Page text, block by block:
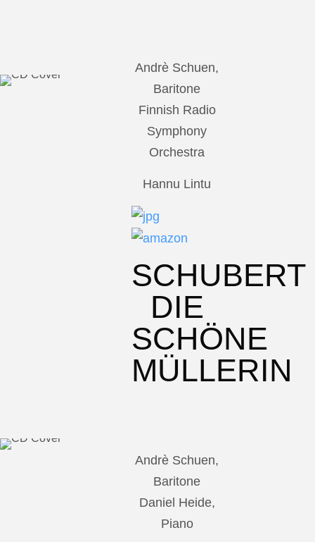
Andrè Schuen,
Baritone
Finnish Radio
Symphony
Orchestra
Hannu Lintu
SCHUBERT
DIE
SCHÖNE
MÜLLERIN
Andrè Schuen,
Baritone
Daniel Heide,
Piano